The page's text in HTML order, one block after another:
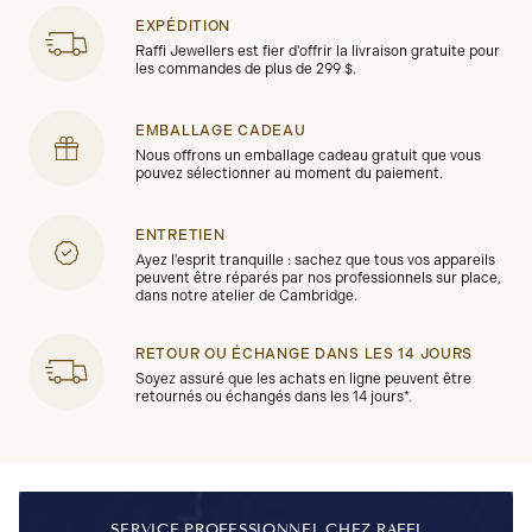
EXPÉDITION
Raffi Jewellers est fier d'offrir la livraison gratuite pour
les commandes de plus de 299 $.
EMBALLAGE CADEAU
Nous offrons un emballage cadeau gratuit que vous
pouvez sélectionner au moment du paiement.
ENTRETIEN
Ayez l'esprit tranquille : sachez que tous vos appareils
peuvent être réparés par nos professionnels sur place,
dans notre atelier de Cambridge.
RETOUR OU ÉCHANGE DANS LES 14 JOURS
Soyez assuré que les achats en ligne peuvent être
retournés ou échangés dans les 14 jours*.